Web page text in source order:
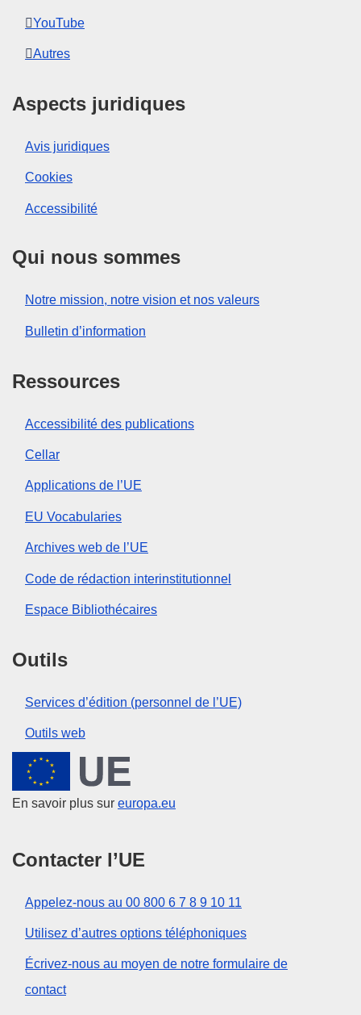
YouTube
Autres
Aspects juridiques
Avis juridiques
Cookies
Accessibilité
Qui nous sommes
Notre mission, notre vision et nos valeurs
Bulletin d’information
Ressources
Accessibilité des publications
Cellar
Applications de l’UE
EU Vocabularies
Archives web de l’UE
Code de rédaction interinstitutionnel
Espace Bibliothécaires
Outils
Services d’édition (personnel de l’UE)
Outils web
Union européenne
En savoir plus sur europa.eu
Contacter l’UE
Appelez-nous au 00 800 6 7 8 9 10 11
Utilisez d’autres options téléphoniques
Écrivez-nous au moyen de notre formulaire de
contact